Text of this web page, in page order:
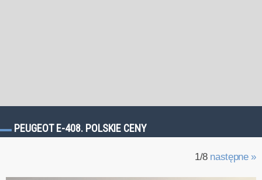
PEUGEOT E-408. POLSKIE CENY
1/8 następne »